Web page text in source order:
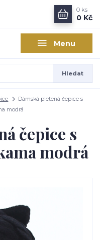
Menu
Hledat
0 ks
0 Kč
Dámská pletená čepice s
modrá
čepice s
modrá